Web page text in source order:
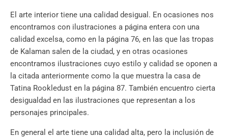
El arte interior tiene una calidad desigual. En ocasiones nos
encontramos con ilustraciones a página entera con una
calidad excelsa, como en la página 76, en las que las tropas
de Kalaman salen de la ciudad, y en otras ocasiones
encontramos ilustraciones cuyo estilo y calidad se oponen a
la citada anteriormente como la que muestra la casa de
Tatina Rookledust en la página 87. También encuentro cierta
desigualdad en las ilustraciones que representan a los
personajes principales.
En general el arte tiene una calidad alta, pero la inclusión de